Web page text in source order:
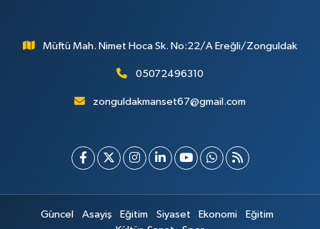
Müftü Mah. Nimet Hoca Sk. No:22/A Ereğli/Zonguldak
05072496310
zonguldakmanset67@gmail.com
Güncel Asayiş Eğitim Siyaset Ekonomi
Eğitim